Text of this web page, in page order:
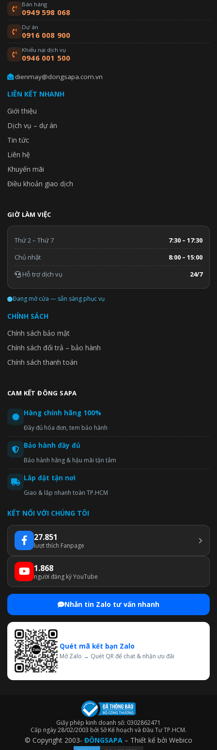
Bán hàng
0949 598 068
Dự án
0916 008 900
Khiếu nại dịch vụ
0946 001 500
dienmay@dongsapa.com.vn
LIÊN KẾT NHANH
Giới thiệu
Dịch vụ – dự án
Tin tức
Liên hệ
Khuyến mãi
Điều khoản giao dịch
GIỜ LÀM VIỆC
Thứ 2 – Thứ 7
7:30 – 17:30
Chủ nhật
8:00 – 15:00
Hỗ trợ dịch vụ
24/7
Đang mở cửa — sẵn sàng phục vụ
CHÍNH SÁCH
Chính sách bảo mật
Chính sách đổi trả – bảo hành
Chính sách thanh toán
CAM KẾT ĐÔNG SAPA
Hàng chính hãng 100%
Đầy đủ hóa đơn, tem bảo hành
Bảo hành đầy đủ
Bảo hành hãng & hậu mãi tận tâm
Lắp đặt tận nơi
Giao & lắp nhanh toàn TP.HCM
KẾT NỐI VỚI CHÚNG TÔI
27.851
lượt thích Fanpage
1.868
người đăng ký YouTube
Nhắn tin Zalo tư vấn nhanh
Quét mã kết bạn Zalo
Mở Zalo → Quét QR để chat & nhận ưu đãi
Giấy phép kinh doanh số: 0302862471
Cấp ngày 28/02/2003 bởi Sở Kế hoạch và Đầu Tư TP.HCM.
© Copyright 2003- ĐÔNGSAPA – Thiết kế bởi Webico